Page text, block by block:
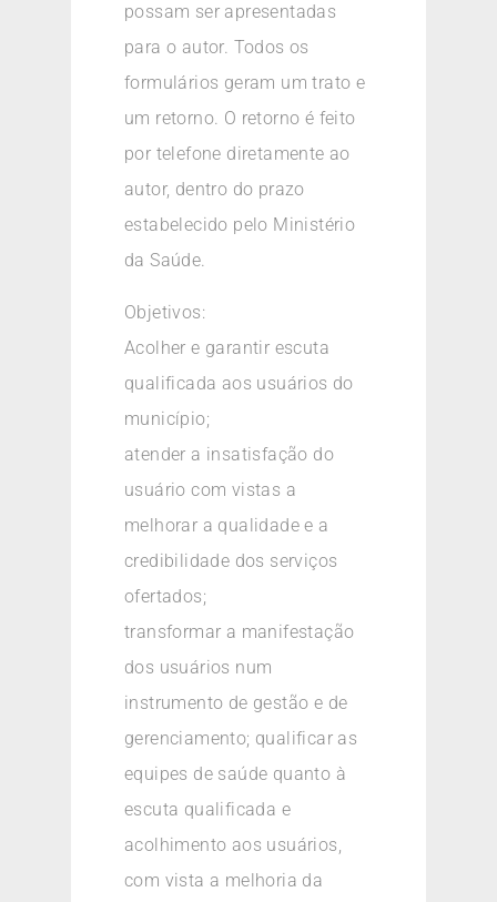
possam ser apresentadas
para o autor. Todos os
formulários geram um trato e
um retorno. O retorno é feito
por telefone diretamente ao
autor, dentro do prazo
estabelecido pelo Ministério
da Saúde.
Objetivos:
Acolher e garantir escuta
qualificada aos usuários do
município;
atender a insatisfação do
usuário com vistas a
melhorar a qualidade e a
credibilidade dos serviços
ofertados;
transformar a manifestação
dos usuários num
instrumento de gestão e de
gerenciamento; qualificar as
equipes de saúde quanto à
escuta qualificada e
acolhimento aos usuários,
com vista a melhoria da